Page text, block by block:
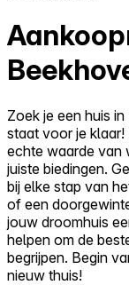
Zoek je een huis
staat voor je
echte waarde van
juiste biedingen.
bij elke stap van
of een
jouw droomhuis
helpen om de
begrijpen. Begin
nieuw thuis!